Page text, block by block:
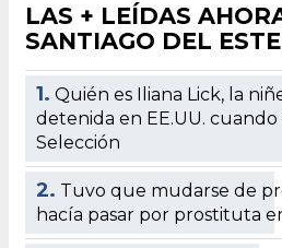
LAS + LEÍDAS
SANTIAGO DEL
1. Quién es Iliana Lick, la
detenida en EE.UU. cuando
Selección
2. Tuvo que mudarse de
hacía pasar por prostituta